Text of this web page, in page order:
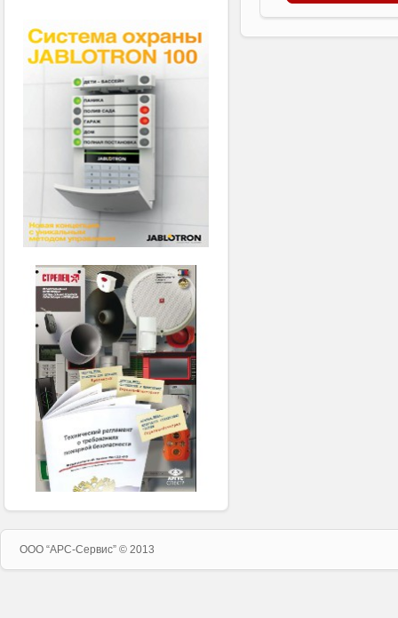
ООО “APC-Сервис” © 2013